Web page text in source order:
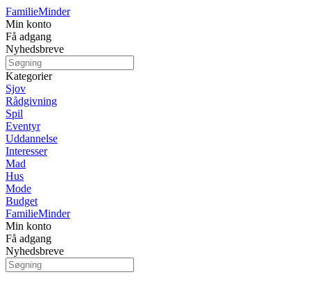
FamilieMinder
Min konto
Få adgang
Nyhedsbreve
Kategorier
Sjov
Rådgivning
Spil
Eventyr
Uddannelse
Interesser
Mad
Hus
Mode
Budget
FamilieMinder
Min konto
Få adgang
Nyhedsbreve